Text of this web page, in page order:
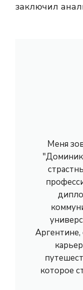
заключил
Меня
которое